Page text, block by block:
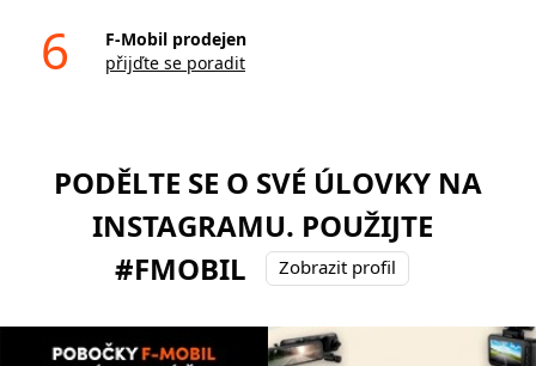
6
F-Mobil prodejen
přijďte se poradit
PODĚLTE SE O SVÉ ÚLOVKY NA
INSTAGRAMU. POUŽIJTE
#FMOBIL
Zobrazit profil